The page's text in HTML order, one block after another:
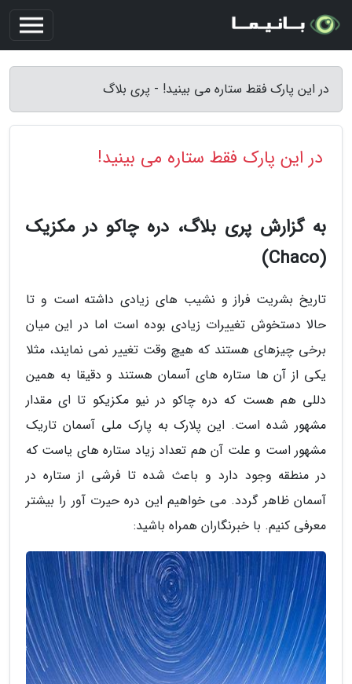
در این پارک فقط ستاره می بینید! - پری بلاگ
در این پارک فقط ستاره می بینید!
به گزارش پری بلاگ، دره چاکو در مکزیک
(Chaco)
تاریخ بشریت فراز و نشیب های زیادی داشته است و تا
حالا دستخوش تغییرات زیادی بوده است اما در این میان
برخی چیزهای هستند که هیچ وقت تغییر نمی نمایند، مثلا
یکی از آن ها ستاره های آسمان هستند و دقیقا به همین
دللی هم هست که دره چاکو در نیو مکزیکو تا ای مقدار
مشهور شده است. این پلارک به پارک ملی آسمان تاریک
مشهور است و علت آن هم تعداد زیاد ستاره های یاست که
در منطقه وجود دارد و باعث شده تا فرشی از ستاره در
آسمان ظاهر گردد. می خواهیم این دره حیرت آور را بیشتر
معرفی کنیم. با خبرنگاران همراه باشید: